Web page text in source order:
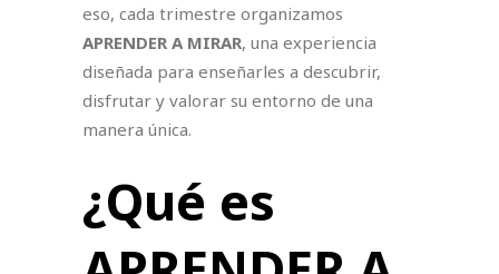
eso, cada trimestre organizamos
APRENDER A MIRAR, una experiencia
diseñada para enseñarles a descubrir,
disfrutar y valorar su entorno de una
manera única.
¿Qué es